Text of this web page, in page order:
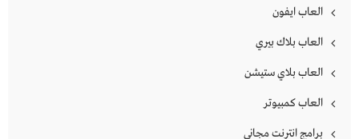
العاب ايفون
العاب بلاك بيري
العاب بلاي ستيشن
العاب كمبيوتر
برامج انترنت مجاني